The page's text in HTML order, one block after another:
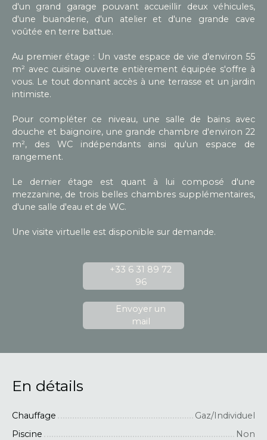
d'un grand garage pouvant accueillir deux véhicules,
d'une buanderie, d'un atelier et d'une grande cave
voûtée en terre battue.
Au premier étage : Un vaste espace de vie d'environ 55
m² avec cuisine ouverte entièrement équipée s'offre à
vous. Le tout donnant accès à une terrasse et un jardin
intimiste.
Pour compléter ce niveau, une salle de bains avec
douche et baignoire, une grande chambre d'environ 22
m², des WC indépendants ainsi qu'un espace de
rangement.
Le dernier étage est quant à lui composé d'une
mezzanine, de trois belles chambres supplémentaires,
d'une salle d'eau et de WC.
Une visite virtuelle est disponible sur demande.
+33 6 31 89 72
96
Envoyer un
mail
En détails
Chauffage
Gaz/Individuel
Piscine
Non